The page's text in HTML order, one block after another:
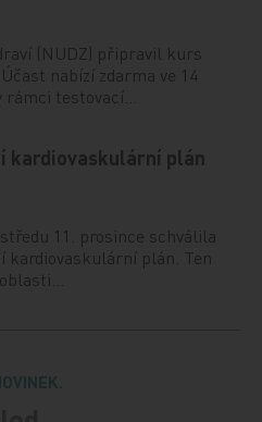
(NUDZ) připravil kurs
nabízí zdarma ve 14
testovací…
kardiovaskulární plán
11. prosince schválila
kardiovaskulární plán. Ten